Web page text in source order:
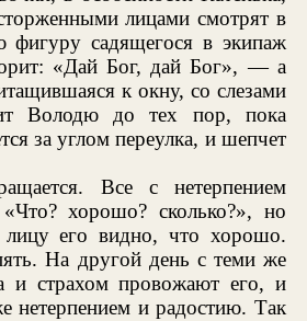
лицами смотрят в
фигуру садящегося в экипаж
«Дай Бог, дай Бог», — а
к окну, со слезами
Володю до тех пор, пока
за углом переулка, и шепчет
Все с нетерпением
хорошо? сколько?», но
его видно, что хорошо.
На другой день с теми же
и страхом провожают его, и
нетерпением и радостию. Так